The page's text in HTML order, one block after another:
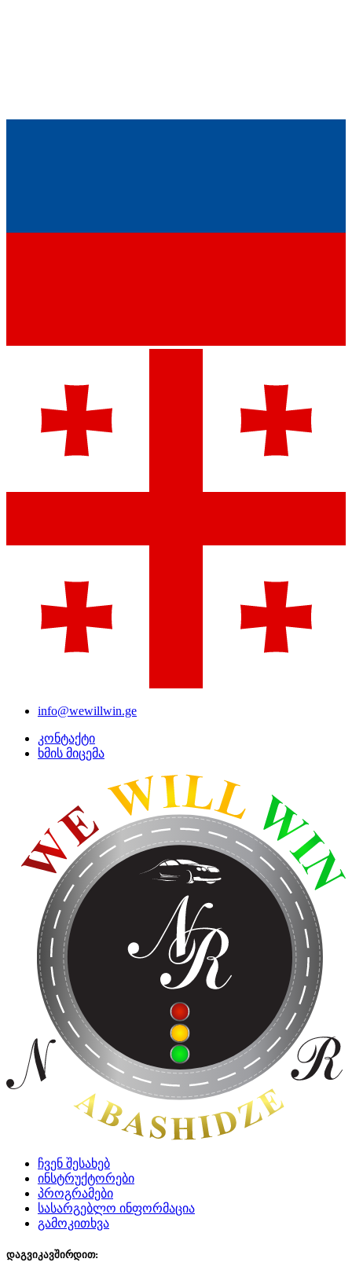
info@wewillwin.ge
კონტაქტი
ხმის მიცემა
ჩვენ შესახებ
ინსტრუქტორები
პროგრამები
სასარგებლო ინფორმაცია
გამოკითხვა
დაგვიკავშირდით: